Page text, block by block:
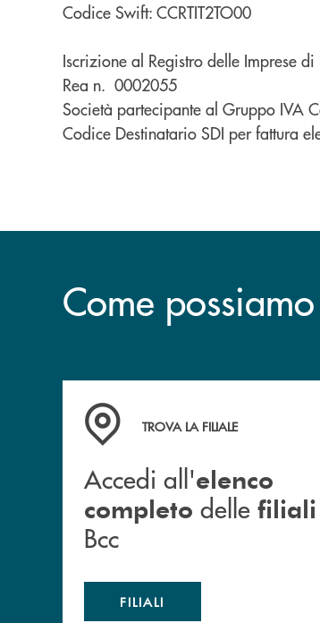
Codice Swift: CCRTIT2TO00
Iscrizione al Registro delle Imprese
Rea n. 0002055
Società partecipante al Gruppo IVA
Codice Destinatario SDI per fattura
Come possiamo
Accedi all' elenco completo delle
TROVA LA FILIALE
Accedi all'elenco
completo delle filiali
Bcc
FILIALI